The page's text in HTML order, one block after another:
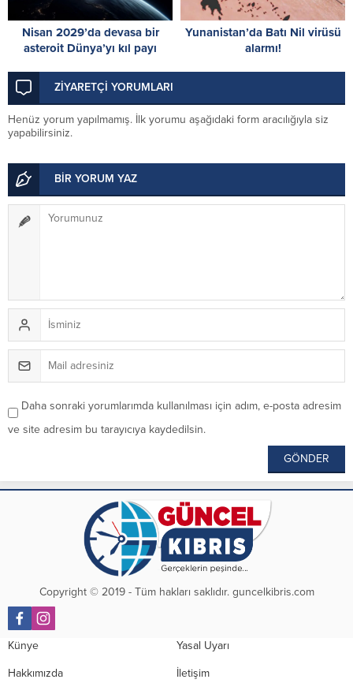
Nisan 2029’da devasa bir
asteroit Dünya’yı kıl payı
Yunanistan’da Batı Nil virüsü
alarmı!
ZİYARETÇİ YORUMLARI
Henüz yorum yapılmamış. İlk yorumu aşağıdaki form aracılığıyla siz
yapabilirsiniz.
BİR YORUM YAZ
Daha sonraki yorumlarımda kullanılması için adım, e-posta adresim
ve site adresim bu tarayıcıya kaydedilsin.
Copyright © 2019 - Tüm hakları saklıdır. guncelkibris.com
Künye Yasal Uyarı
Hakkımızda İletişim